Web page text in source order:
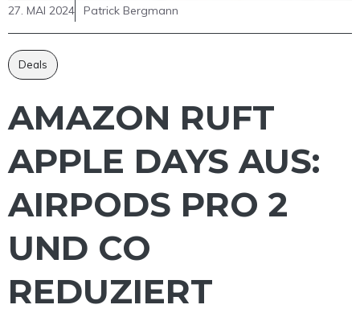
27. MAI 2024 Patrick Bergmann
Deals
AMAZON RUFT
APPLE DAYS AUS:
AIRPODS PRO 2
UND CO
REDUZIERT